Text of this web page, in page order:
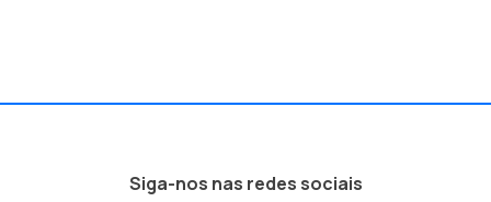
Siga-nos nas redes sociais